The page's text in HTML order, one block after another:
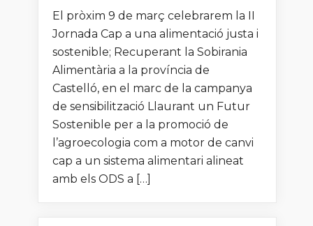
El pròxim 9 de març celebrarem la II
Jornada Cap a una alimentació justa i
sostenible; Recuperant la Sobirania
Alimentària a la província de
Castelló, en el marc de la campanya
de sensibilització Llaurant un Futur
Sostenible per a la promoció de
l’agroecologia com a motor de canvi
cap a un sistema alimentari alineat
amb els ODS a […]